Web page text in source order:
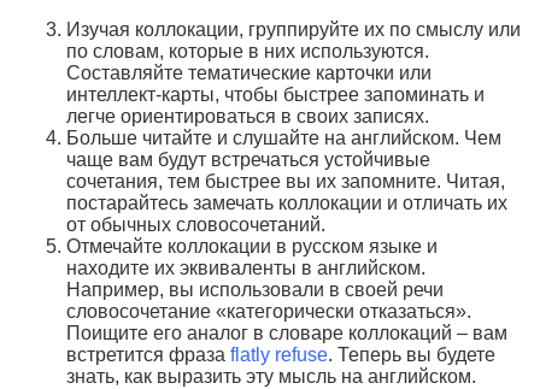
Изучая коллокации, группируйте их по смыслу или
по словам, которые в них используются.
Составляйте тематические карточки или
интеллект-карты, чтобы быстрее запоминать и
легче ориентироваться в своих записях.
Больше читайте и слушайте на английском. Чем
чаще вам будут встречаться устойчивые
сочетания, тем быстрее вы их запомните. Читая,
постарайтесь замечать коллокации и отличать их
от обычных словосочетаний.
Отмечайте коллокации в русском языке и
находите их эквиваленты в английском.
Например, вы использовали в своей речи
словосочетание «категорически отказаться».
Поищите его аналог в словаре коллокаций – вам
встретится фраза flatly refuse. Теперь вы будете
знать, как выразить эту мысль на английском.